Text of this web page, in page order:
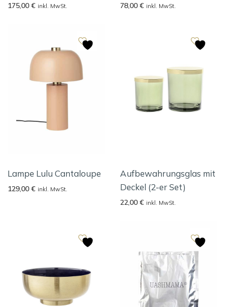
175,00 € inkl. MwSt. 78,00 € inkl. MwSt.
Lampe Lulu Cantaloupe
129,00 € inkl. MwSt.
Aufbewahrungsglas mit
Deckel (2-er Set)
22,00 € inkl. MwSt.